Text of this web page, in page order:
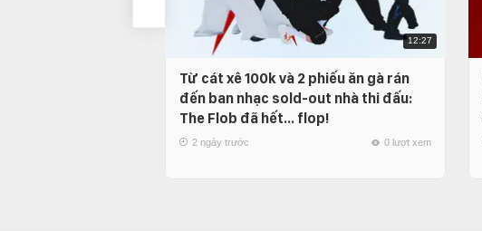
12:27
Từ cát xê 100k và 2 phiếu ăn gà rán
đến ban nhạc sold-out nhà thi đấu:
The Flob đã hết… flop!
2 ngày trước 0 lượt xem